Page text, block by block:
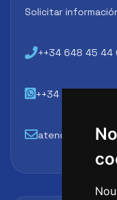
Solicitar
++34 648 45 44
++34 648 45 44 01